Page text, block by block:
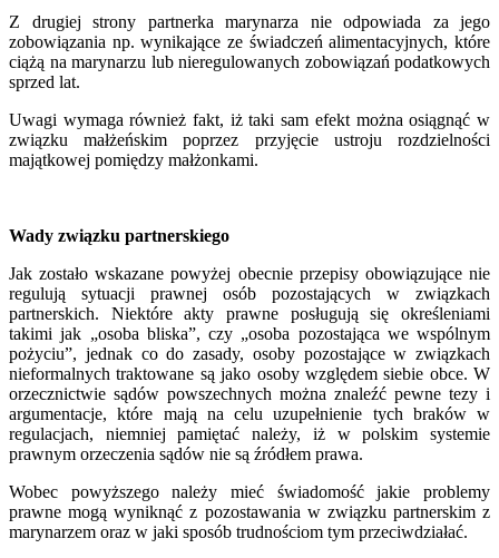
Z drugiej strony partnerka marynarza nie odpowiada za jego
zobowiązania np. wynikające ze świadczeń alimentacyjnych, które
ciążą na marynarzu lub nieregulowanych zobowiązań podatkowych
sprzed lat.
Uwagi wymaga również fakt, iż taki sam efekt można osiągnąć w
związku małżeńskim poprzez przyjęcie ustroju rozdzielności
majątkowej pomiędzy małżonkami.
Wady związku partnerskiego
Jak zostało wskazane powyżej obecnie przepisy obowiązujące nie
regulują sytuacji prawnej osób pozostających w związkach
partnerskich. Niektóre akty prawne posługują się określeniami
takimi jak „osoba bliska”, czy „osoba pozostająca we wspólnym
pożyciu”, jednak co do zasady, osoby pozostające w związkach
nieformalnych traktowane są jako osoby względem siebie obce. W
orzecznictwie sądów powszechnych można znaleźć pewne tezy i
argumentacje, które mają na celu uzupełnienie tych braków w
regulacjach, niemniej pamiętać należy, iż w polskim systemie
prawnym orzeczenia sądów nie są źródłem prawa.
Wobec powyższego należy mieć świadomość jakie problemy
prawne mogą wyniknąć z pozostawania w związku partnerskim z
marynarzem oraz w jaki sposób trudnościom tym przeciwdziałać.